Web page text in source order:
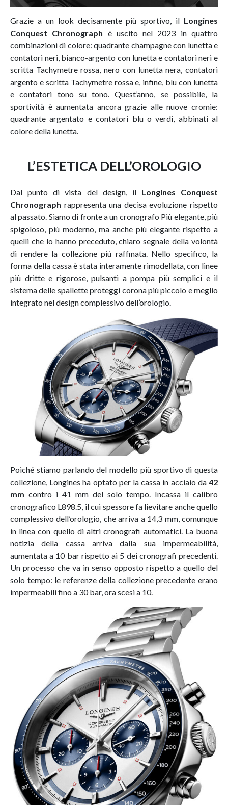
Grazie a un look decisamente più sportivo, il Longines
Conquest Chronograph è uscito nel 2023 in quattro
combinazioni di colore: quadrante champagne con lunetta e
contatori neri, bianco-argento con lunetta e contatori neri e
scritta Tachymetre rossa, nero con lunetta nera, contatori
argento e scritta Tachymetre rossa e, infine, blu con lunetta
e contatori tono su tono. Quest’anno, se possibile, la
sportività è aumentata ancora grazie alle nuove cromie:
quadrante argentato e contatori blu o verdi, abbinati al
colore della lunetta.
L’ESTETICA DELL’OROLOGIO
Dal punto di vista del design, il Longines Conquest
Chronograph rappresenta una decisa evoluzione rispetto
al passato. Siamo di fronte a un cronografo Più elegante, più
spigoloso, più moderno, ma anche più elegante rispetto a
quelli che lo hanno preceduto, chiaro segnale della volontà
di rendere la collezione più raffinata. Nello specifico, la
forma della cassa è stata interamente rimodellata, con linee
più dritte e rigorose, pulsanti a pompa più semplici e il
sistema delle spallette proteggi corona più piccolo e meglio
integrato nel design complessivo dell’orologio.
Poiché stiamo parlando del modello più sportivo di questa
collezione, Longines ha optato per la cassa in acciaio da 42
mm contro i 41 mm del solo tempo. Incassa il calibro
cronografico L898.5, il cui spessore fa lievitare anche quello
complessivo dell’orologio, che arriva a 14,3 mm, comunque
in linea con quello di altri cronografi automatici. La buona
notizia della cassa arriva dalla sua impermeabilità,
aumentata a 10 bar rispetto ai 5 dei cronografi precedenti.
Un processo che va in senso opposto rispetto a quello del
solo tempo: le referenze della collezione precedente erano
impermeabili fino a 30 bar, ora scesi a 10.